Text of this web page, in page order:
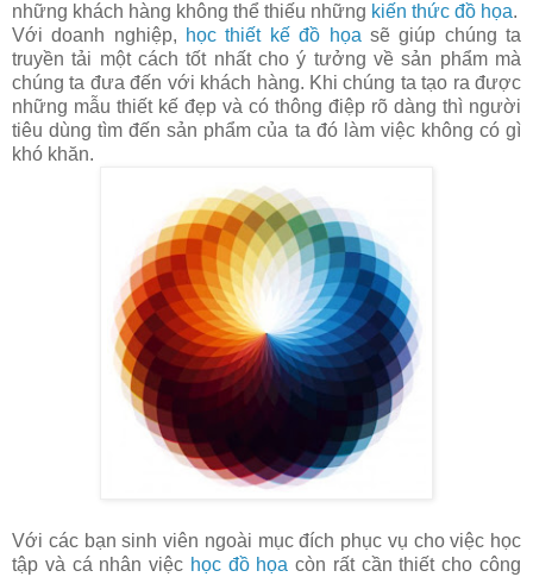
những khách hàng không thể thiếu những kiến thức đồ họa.
Với doanh nghiệp, học thiết kế đồ họasẽ giúp chúng ta
truyền tải một cách tốt nhất cho ý tưởng về sản phẩm mà
chúng ta đưa đến với khách hàng. Khi chúng ta tạo ra được
những mẫu thiết kế đẹp và có thông điệp rõ dàng thì người
tiêu dùng tìm đến sản phẩm của ta đó làm việc không có gì
khó khăn.
Với các bạn sinh viên ngoài mục đích phục vụ cho việc học
tập và cá nhân việc học đồ họa còn rất cần thiết cho công